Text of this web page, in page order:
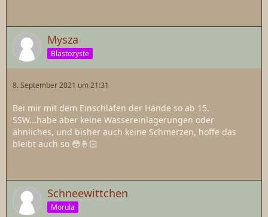
Mysza
Blastozyste
8. September 2021 um 21:31
Bei mir mit dem Einschlafen der Hände so ab 15.
SSW...habe aber keine Wassereinlagerungen oder
ähnliches, und bisher auch keine Schmerzen, hoffe das
bleibt auch so 😳🤞🏻
Schneewittchen
Morula